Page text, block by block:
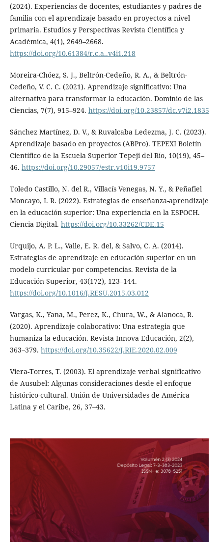
(2024). Experiencias de docentes, estudiantes y padres de
familia con el aprendizaje basado en proyectos a nivel
primaria. Estudios y Perspectivas Revista Científica y
Académica, 4(1), 2649–2668.
https://doi.org/10.61384/r.c.a..v4i1.218
Moreira-Chóez, S. J., Beltrón-Cedeño, R. A., & Beltrón-
Cedeño, V. C. C. (2021). Aprendizaje significativo: Una
alternativa para transformar la educación. Dominio de las
Ciencias, 7(7), 915–924. https://doi.org/10.23857/dc.v7i2.1835
Sánchez Martínez, D. V., & Ruvalcaba Ledezma, J. C. (2023).
Aprendizaje basado en proyectos (ABPro). TEPEXI Boletín
Científico de la Escuela Superior Tepeji del Río, 10(19), 45–
46. https://doi.org/10.29057/estr.v10i19.9757
Toledo Castillo, N. del R., Villacís Venegas, N. Y., & Peñafiel
Moncayo, I. R. (2022). Estrategias de enseñanza-aprendizaje
en la educación superior: Una experiencia en la ESPOCH.
Ciencia Digital. https://doi.org/10.33262/CDE.15
Urquijo, A. P. L., Valle, E. R. del, & Salvo, C. A. (2014).
Estrategias de aprendizaje en educación superior en un
modelo curricular por competencias. Revista de la
Educación Superior, 43(172), 123–144.
https://doi.org/10.1016/J.RESU.2015.03.012
Vargas, K., Yana, M., Perez, K., Chura, W., & Alanoca, R.
(2020). Aprendizaje colaborativo: Una estrategia que
humaniza la educación. Revista Innova Educación, 2(2),
363–379. https://doi.org/10.35622/J.RIE.2020.02.009
Viera-Torres, T. (2003). El aprendizaje verbal significativo
de Ausubel: Algunas consideraciones desde el enfoque
histórico-cultural. Unión de Universidades de América
Latina y el Caribe, 26, 37–43.